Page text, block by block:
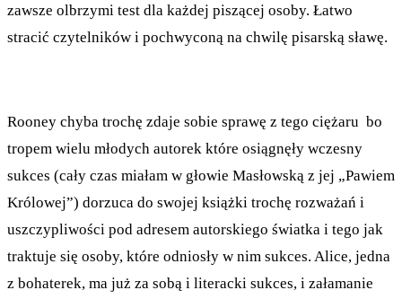
zawsze olbrzymi test dla każdej piszącej osoby. Łatwo
stracić czytelników i pochwyconą na chwilę pisarską sławę.
Rooney chyba trochę zdaje sobie sprawę z tego ciężaru bo
tropem wielu młodych autorek które osiągnęły wczesny
sukces (cały czas miałam w głowie Masłowską z jej „Pawiem
Królowej”) dorzuca do swojej książki trochę rozważań i
uszczypliwości pod adresem autorskiego światka i tego jak
traktuje się osoby, które odniosły w nim sukces. Alice, jedna
z bohaterek, ma już za sobą i literacki sukces, i załamanie